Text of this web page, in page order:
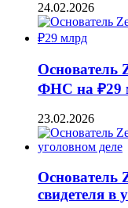
24.02.2026
Основатель
ФНС на ₽29
23.02.2026
Основатель
свидетеля в